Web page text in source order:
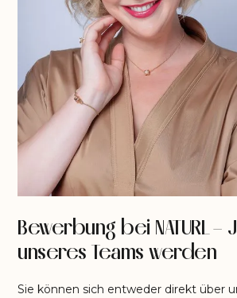
Bewerbung bei NATURL –
unseres Teams werden
Sie können sich entweder direkt über